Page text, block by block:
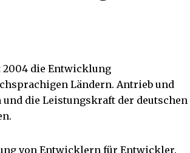
die Entwicklung
Ländern. Antrieb und
und die Leistungskraft der deutschen
von Entwicklern für Entwickler.